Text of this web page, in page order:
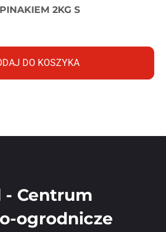
2KG S
DO KOSZYKA
- Centrum
ogrodnicze